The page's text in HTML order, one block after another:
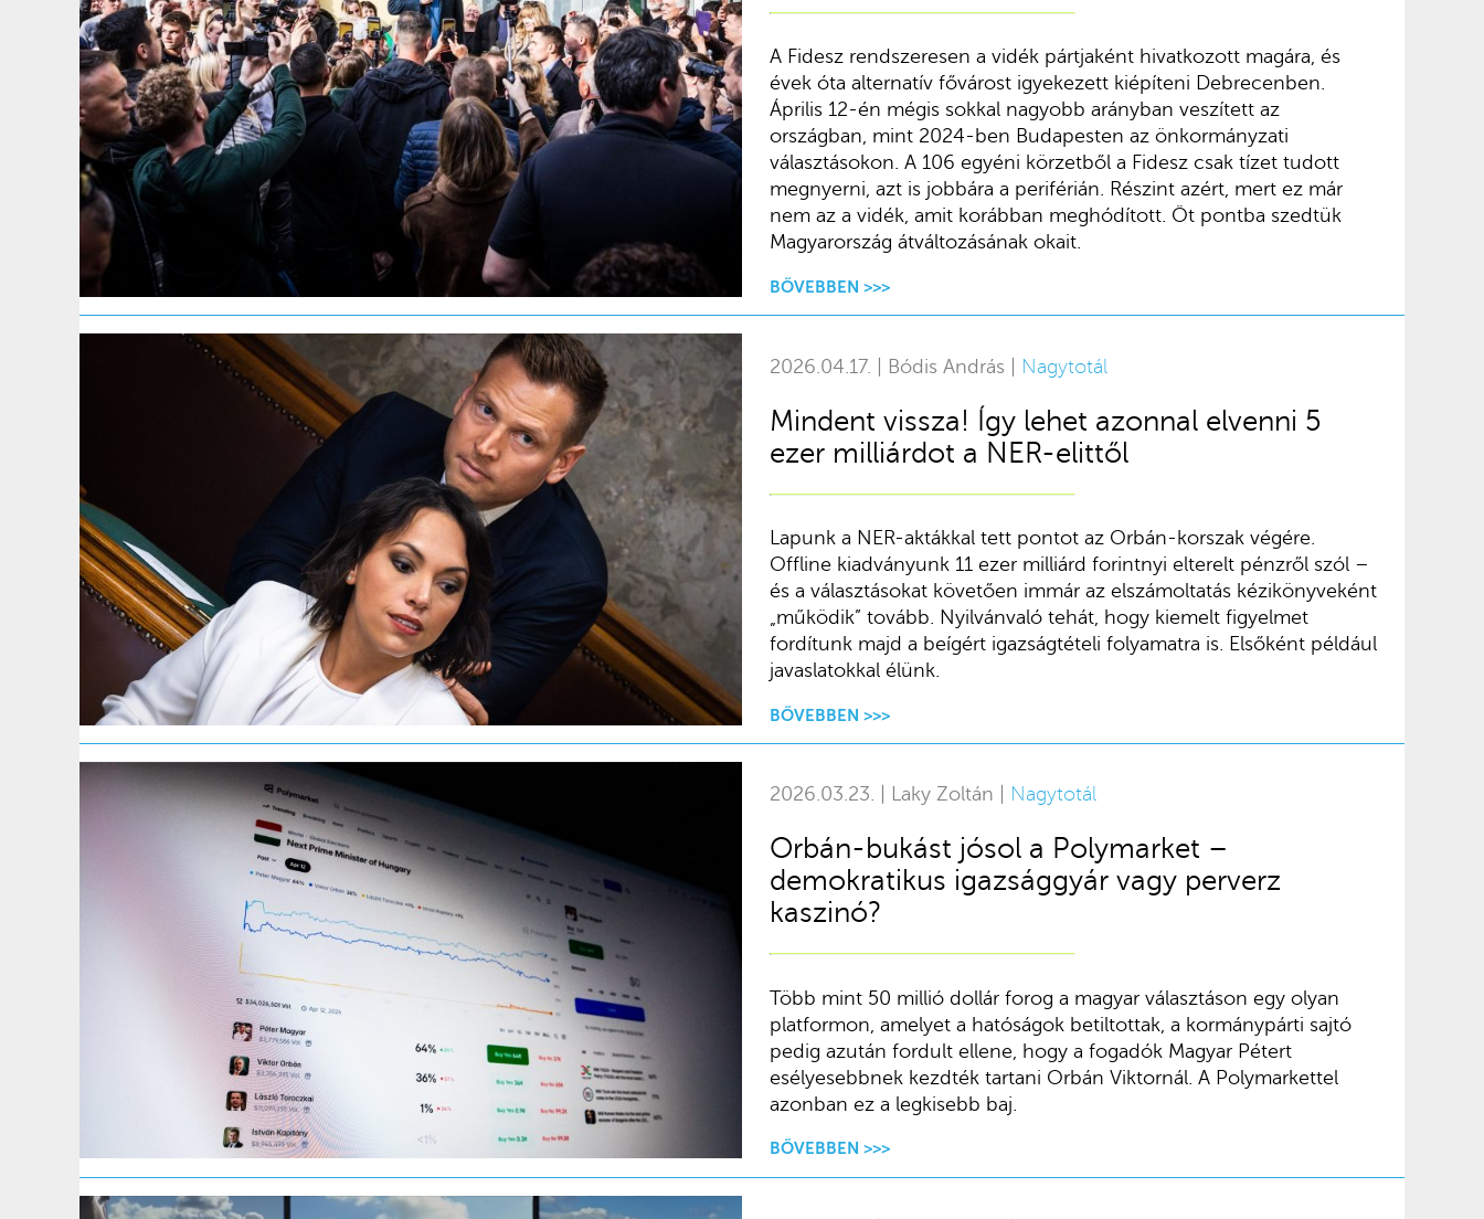
A Fidesz rendszeresen a vidék pártjaként hivatkozott magára, és
évek óta alternatív fővárost igyekezett kiépíteni Debrecenben.
Április 12-én mégis sokkal nagyobb arányban veszített az
országban, mint 2024-ben Budapesten az önkormányzati
választásokon. A 106 egyéni körzetből a Fidesz csak tízet tudott
megnyerni, azt is jobbára a periférián. Részint azért, mert ez már
nem az a vidék, amit korábban meghódított. Öt pontba szedtük
Magyarország átváltozásának okait.
BŐVEBBEN >>>
2026.04.17. | Bódis András | Nagytotál
Mindent vissza! Így lehet azonnal elvenni 5
ezer milliárdot a NER-elittől
Lapunk a NER-aktákkal tett pontot az Orbán-korszak végére.
Offline kiadványunk 11 ezer milliárd forintnyi elterelt pénzről szól –
és a választásokat követően immár az elszámoltatás kézikönyveként
„működik” tovább. Nyilvánvaló tehát, hogy kiemelt figyelmet
fordítunk majd a beígért igazságtételi folyamatra is. Elsőként például
javaslatokkal élünk.
BŐVEBBEN >>>
2026.03.23. | Laky Zoltán | Nagytotál
Orbán-bukást jósol a Polymarket –
demokratikus igazsággyár vagy perverz
kaszinó?
Több mint 50 millió dollár forog a magyar választáson egy olyan
platformon, amelyet a hatóságok betiltottak, a kormánypárti sajtó
pedig azután fordult ellene, hogy a fogadók Magyar Pétert
esélyesebbnek kezdték tartani Orbán Viktornál. A Polymarkettel
azonban ez a legkisebb baj.
BŐVEBBEN >>>